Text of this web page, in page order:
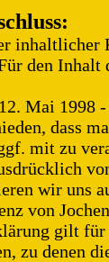
inhaltlicher
den Inhalt
Mai 1998
dass
mit zu
wir uns
von
gilt
zu denen